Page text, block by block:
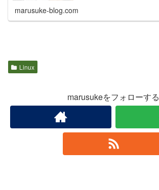
marusuke-blog.com
Linux
marusukeをフォローする